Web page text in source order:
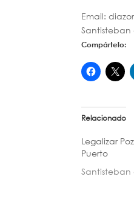
Email:
Santisteban
Compártelo:
Relacionado
Legalizar
Puerto
Santisteban